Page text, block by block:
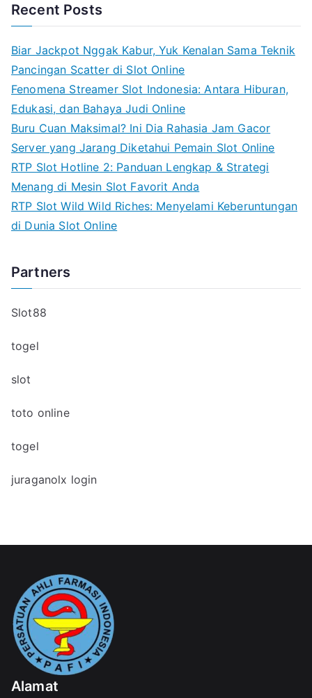
Recent Posts
Biar Jackpot Nggak Kabur, Yuk Kenalan Sama Teknik
Pancingan Scatter di Slot Online
Fenomena Streamer Slot Indonesia: Antara Hiburan,
Edukasi, dan Bahaya Judi Online
Buru Cuan Maksimal? Ini Dia Rahasia Jam Gacor
Server yang Jarang Diketahui Pemain Slot Online
RTP Slot Hotline 2: Panduan Lengkap & Strategi
Menang di Mesin Slot Favorit Anda
RTP Slot Wild Wild Riches: Menyelami Keberuntungan
di Dunia Slot Online
Partners
Slot88
togel
slot
toto online
togel
juraganolx login
Alamat